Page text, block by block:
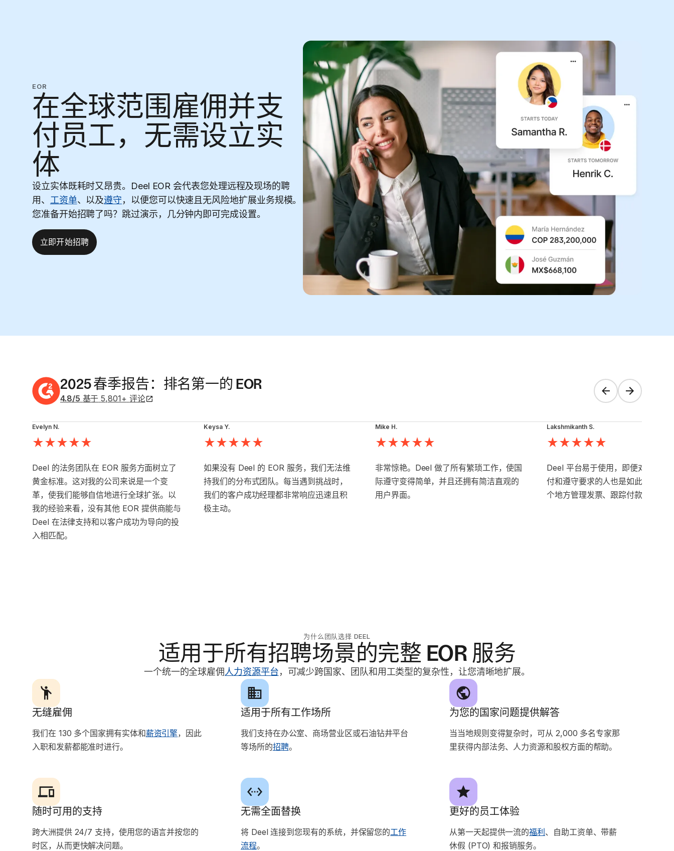
EOR
在全球范围雇佣并支
付员工，无需设立实
体
设立实体既耗时又昂贵。Deel EOR 会代表您处理远程及现场的聘
用、 工资单、以及遵守，以便您可以快速且无风险地扩展业务规模。
您准备开始招聘了吗？跳过演示，几分钟内即可完成设置。
立即开始招聘
2025 春季报告：排名第一的 EOR
4.8/5 基于 5,801+ 评论
Evelyn N.
Deel 的法务团队在 EOR 服务方面树立了
黄金标准。这对我的公司来说是一个变
革，使我们能够自信地进行全球扩张。以
我的经验来看，没有其他 EOR 提供商能与
Deel 在法律支持和以客户成功为导向的投
入相匹配。
Keysa Y.
如果没有 Deel 的 EOR 服务，我们无法维
持我们的分布式团队。每当遇到挑战时，
我们的客户成功经理都非常响应迅速且积
极主动。
Mike H.
非常惊艳。Deel 做了所有繁琐工作，使国
际遵守变得简单，并且还拥有简洁直观的
用户界面。
Lakshmikanth S.
Deel 平台易于使用，即便对不熟悉
付和遵守要求的人也是如此。你可
个地方管理发票、跟踪付款并获得
为什么团队选择 DEEL
适用于所有招聘场景的完整 EOR 服务
一个统一的全球雇佣人力资源平台，可减少跨国家、团队和用工类型的复杂性，让您清晰地扩展。
无缝雇佣
我们在 130 多个国家拥有实体和薪资引擎，因此
入职和发薪都能准时进行。
适用于所有工作场所
我们支持在办公室、商场营业区或石油钻井平台
等场所的招聘。
为您的国家问题提供解答
当当地规则变得复杂时，可从 2,000 多名专家那
里获得内部法务、人力资源和股权方面的帮助。
随时可用的支持
跨大洲提供 24/7 支持，使用您的语言并按您的
时区，从而更快解决问题。
无需全面替换
将 Deel 连接到您现有的系统，并保留您的工作
流程。
更好的员工体验
从第一天起提供一流的福利 、自助工资单、带薪
休假 (PTO) 和报销服务。